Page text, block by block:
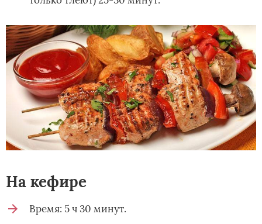
На кефире
Время: 5 ч 30 минут.